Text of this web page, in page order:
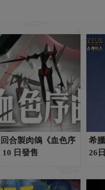
合製肉鴿《血色序
日發售
希
26